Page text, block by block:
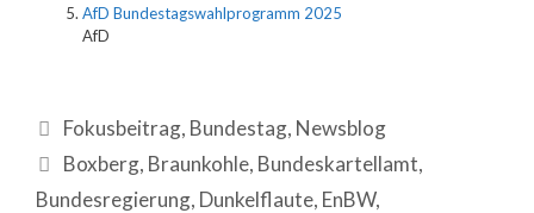
AfD Bundestagswahlprogramm 2025
AfD
Fokusbeitrag, Bundestag, Newsblog
Boxberg, Braunkohle, Bundeskartellamt,
Bundesregierung, Dunkelflaute, EnBW,